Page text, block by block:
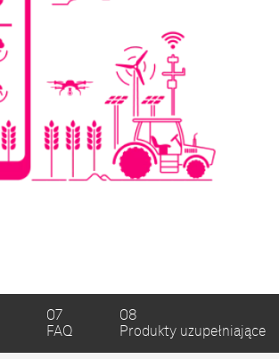
07
FAQ
08
Produkty uzupełniające